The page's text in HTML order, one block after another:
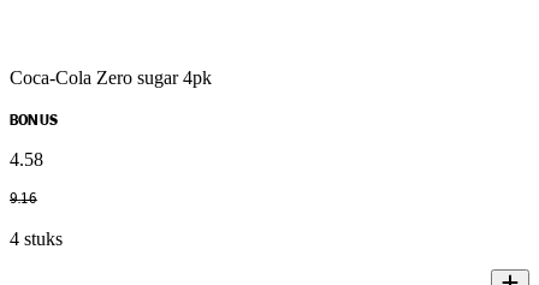
Coca-Cola Zero sugar 4pk
BONUS
4.58
9.16
4 stuks